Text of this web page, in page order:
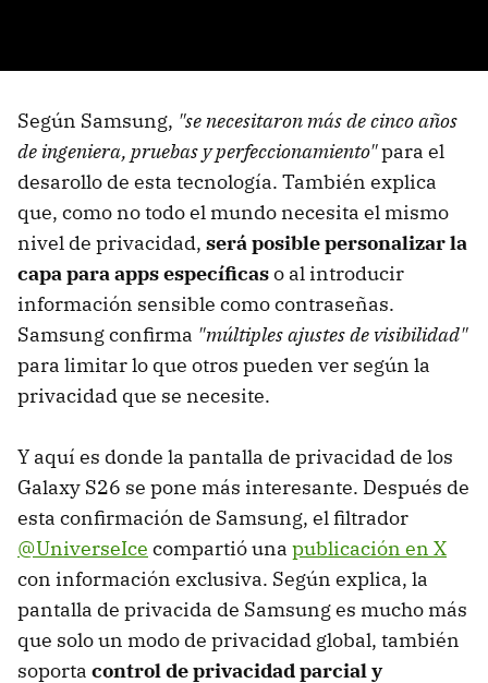
Según Samsung, "se necesitaron más de cinco años
de ingeniera, pruebas y perfeccionamiento"para el
desarollo de esta tecnología. También explica
que, como no todo el mundo necesita el mismo
nivel de privacidad, será posible personalizar la
capa para apps específicaso al introducir
información sensible como contraseñas.
Samsung confirma "múltiples ajustes de visibilidad"
para limitar lo que otros pueden ver según la
privacidad que se necesite.
Y aquí es donde la pantalla de privacidad de los
Galaxy S26 se pone más interesante. Después de
esta confirmación de Samsung, el filtrador
@UniverseIce compartió una publicación en X
con información exclusiva. Según explica, la
pantalla de privacida de Samsung es mucho más
que solo un modo de privacidad global, también
soporta control de privacidad parcial y